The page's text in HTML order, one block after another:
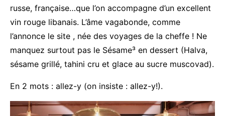
russe, française…que l’on accompagne d’un excellent
vin rouge libanais. L’âme vagabonde, comme
l’annonce le site , née des voyages de la cheffe ! Ne
manquez surtout pas le Sésame³ en dessert (Halva,
sésame grillé, tahini cru et glace au sucre muscovad).
En 2 mots : allez-y (on insiste : allez-y!).